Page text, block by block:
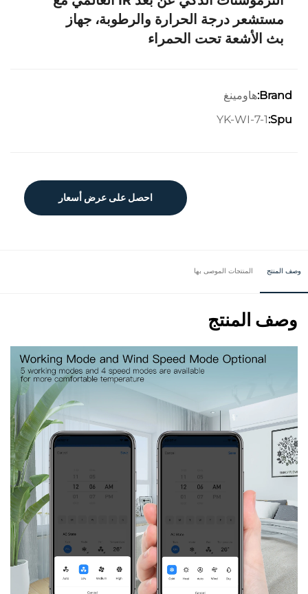
مستشعر درجة الحرارة والرطوبة، جهاز
بث الأشعة تحت الحمراء
Brand:هاومينغ
Spu:
YK-WI-7-1
احصل على عرض أسعار
وصف المنتج المنتجات الموصى بها
وصف المنتج